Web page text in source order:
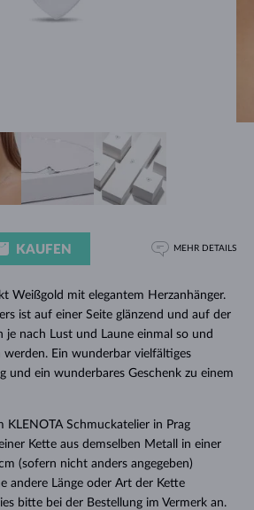
Weißgold mit elegantem Herzanhänger.
ist auf einer Seite glänzend und auf der
nach Lust und Laune einmal so und
werden. Ein wunderbar vielfältiges
und ein wunderbares Geschenk zu einem
KLENOTA Schmuckatelier in Prag
Kette aus demselben Metall in einer
(sofern nicht anders angegeben)
andere Länge oder Art der Kette
bitte bei der Bestellung im Vermerk an.
KAUFEN MEHR DETAILS